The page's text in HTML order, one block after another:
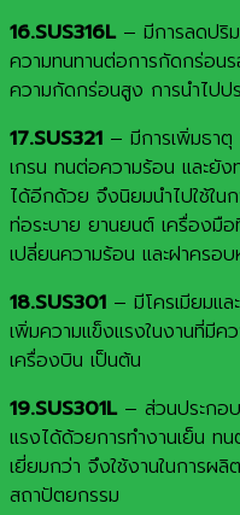
16.SUS316L– มีการลดปริ
ความทนทานต่อการกัดกร่อนร
ความกัดกร่อนสูง การนำไปป
17.SUS321 – มีการเพิ่มธา
เกรน ทนต่อความร้อน และยั
ได้อีกด้วย จึงนิยมนำไปใช้ใน
ท่อระบาย ยานยนต์ เครื่องมื
เปลี่ยนความร้อน และฝาครอ
18.SUS301 – มีโครเมียมแล
เพิ่มความแข็งแรงในงานที่มี
เครื่องบิน เป็นต้น
19.SUS301L– ส่วนประกอบ
แรงได้ด้วยการทำงานเย็น ท
เยี่ยมกว่า จึงใช้งานในการผ
สถาปัตยกรรม